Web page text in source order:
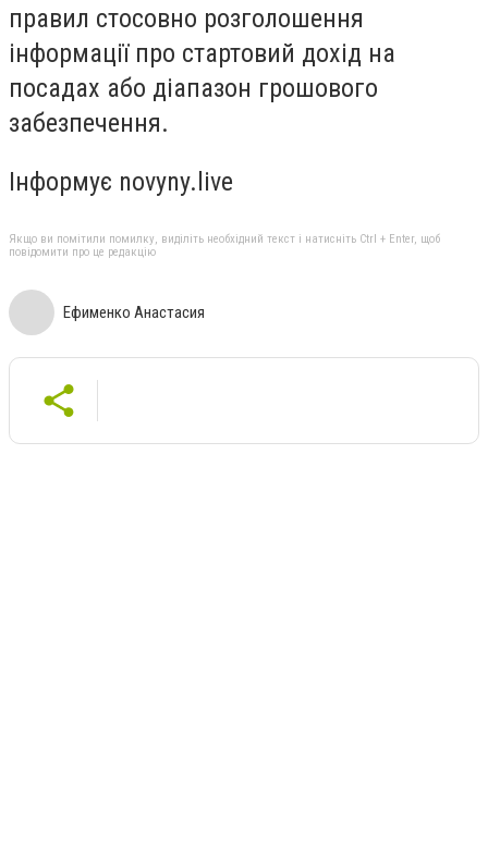
правил стосовно розголошення
інформації про стартовий дохід на
посадах або діапазон грошового
забезпечення.
Інформує novyny.live
Якщо ви помітили помилку, виділіть необхідний текст і натисніть Ctrl + Enter, щоб
повідомити про це редакцію
Ефименко Анастасия